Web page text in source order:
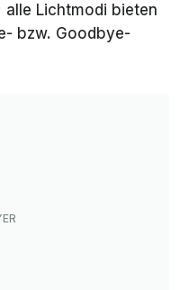
Lichtmodi bieten
bzw. Goodbye-